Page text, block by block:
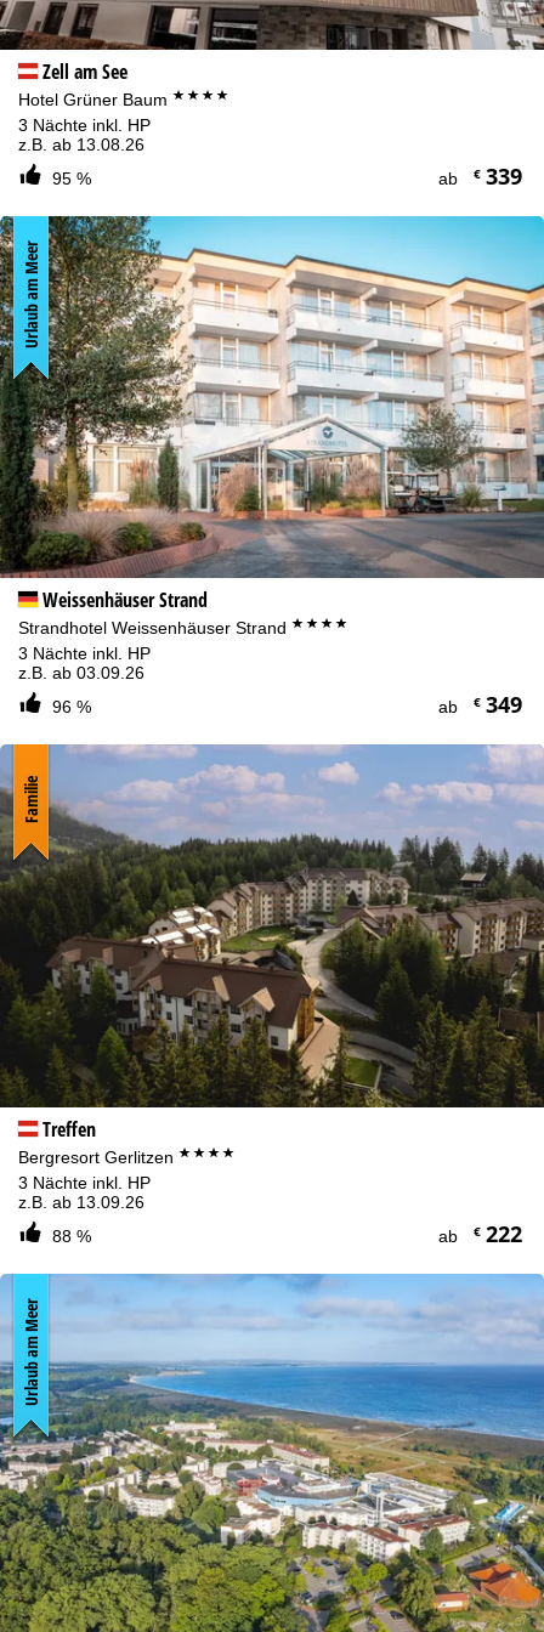
Zustimmen
Zell am See
Hotel Grüner Baum ****
3 Nächte inkl. HP
z.B. ab 13.08.26
95 %
ab €339
Weissenhäuser Strand
Strandhotel Weissenhäuser Strand ****
3 Nächte inkl. HP
z.B. ab 03.09.26
96 %
ab €349
Urlaub am Meer
Treffen
Bergresort Gerlitzen ****
3 Nächte inkl. HP
z.B. ab 13.09.26
88 %
ab €222
Familie
Urlaub am Meer